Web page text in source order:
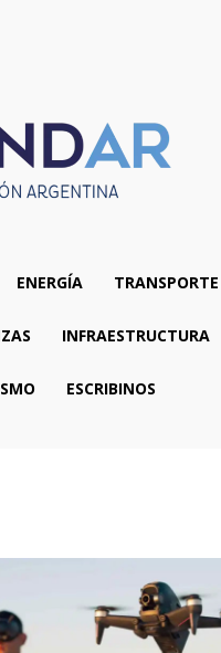
ENERGÍA TRANSPORTE
INFRAESTRUCTURA
ESCRIBINOS